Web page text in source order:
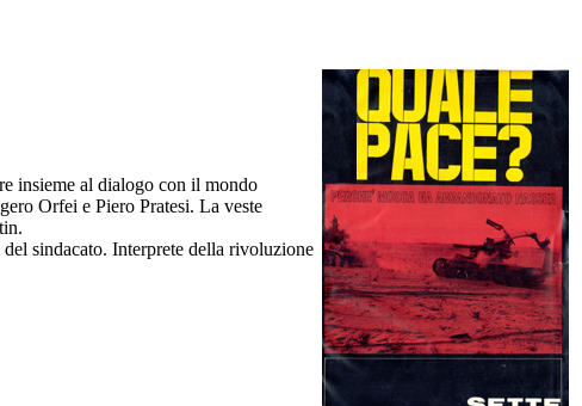
insieme al dialogo con il mondo
Orfei e Piero Pratesi. La veste
sindacato. Interprete della rivoluzione